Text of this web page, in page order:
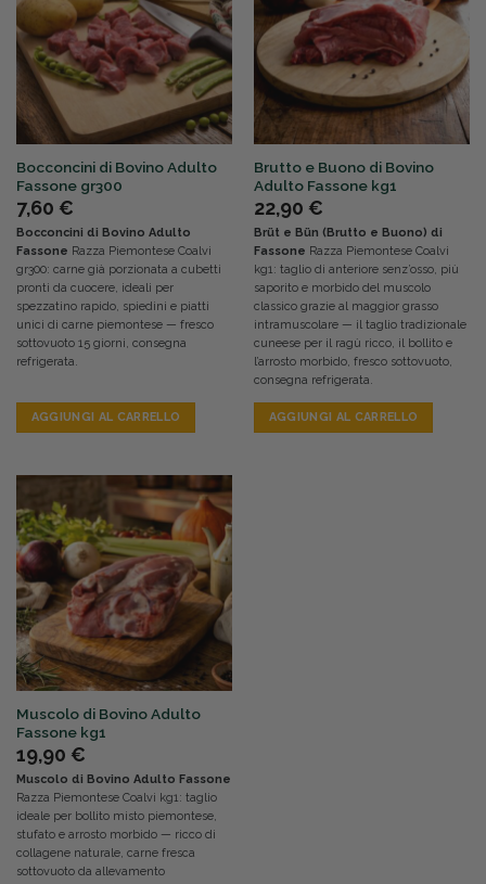
Bocconcini di Bovino Adulto
Fassone gr300
7,60 €
Bocconcini di Bovino Adulto
Fassone Razza Piemontese Coalvi
gr300: carne già porzionata a cubetti
pronti da cuocere, ideali per
spezzatino rapido, spiedini e piatti
unici di carne piemontese — fresco
sottovuoto 15 giorni, consegna
refrigerata.
AGGIUNGI AL CARRELLO
Brutto e Buono di Bovino
Adulto Fassone kg1
22,90 €
Brüt e Bün (Brutto e Buono) di
Fassone Razza Piemontese Coalvi
kg1: taglio di anteriore senz’osso, più
saporito e morbido del muscolo
classico grazie al maggior grasso
intramuscolare — il taglio tradizionale
cuneese per il ragù ricco, il bollito e
l’arrosto morbido, fresco sottovuoto,
consegna refrigerata.
AGGIUNGI AL CARRELLO
Muscolo di Bovino Adulto
Fassone kg1
19,90 €
Muscolo di Bovino Adulto Fassone
Razza Piemontese Coalvi kg1: taglio
ideale per bollito misto piemontese,
stufato e arrosto morbido — ricco di
collagene naturale, carne fresca
sottovuoto da allevamento